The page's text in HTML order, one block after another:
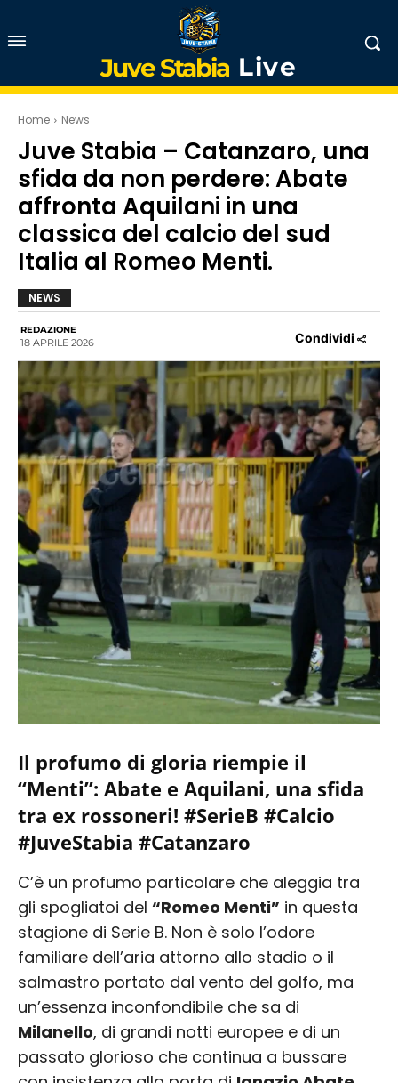
Juve Stabia Live
Home News
Juve Stabia – Catanzaro, una
sfida da non perdere: Abate
affronta Aquilani in una
classica del calcio del sud
Italia al Romeo Menti.
NEWS
REDAZIONE
18 APRILE 2026 Condividi
Il profumo di gloria riempie il
“Menti”: Abate e Aquilani, una sfida
tra ex rossoneri! #SerieB #Calcio
#JuveStabia #Catanzaro
C’è un profumo particolare che aleggia tra
gli spogliatoi del “Romeo Menti” in questa
stagione di Serie B. Non è solo l’odore
familiare dell’aria attorno allo stadio o il
salmastro portato dal vento del golfo, ma
un’essenza inconfondibile che sa di
Milanello, di grandi notti europee e di un
passato glorioso che continua a bussare